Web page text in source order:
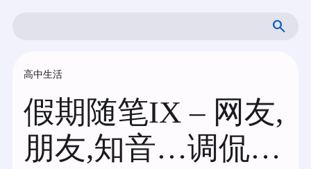
高中生活
假期随笔IX – 网友,
朋友,知音…调侃…